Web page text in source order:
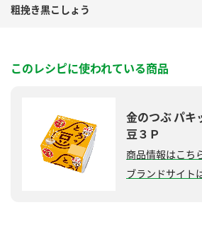
粗挽き黒こしょう
このレシピに使われている商品
金のつぶ パキ
豆３Ｐ
商品情報はこち
ブランドサイト